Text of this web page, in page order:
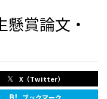
懸賞論文・
X（Twitter）
ブックマーク